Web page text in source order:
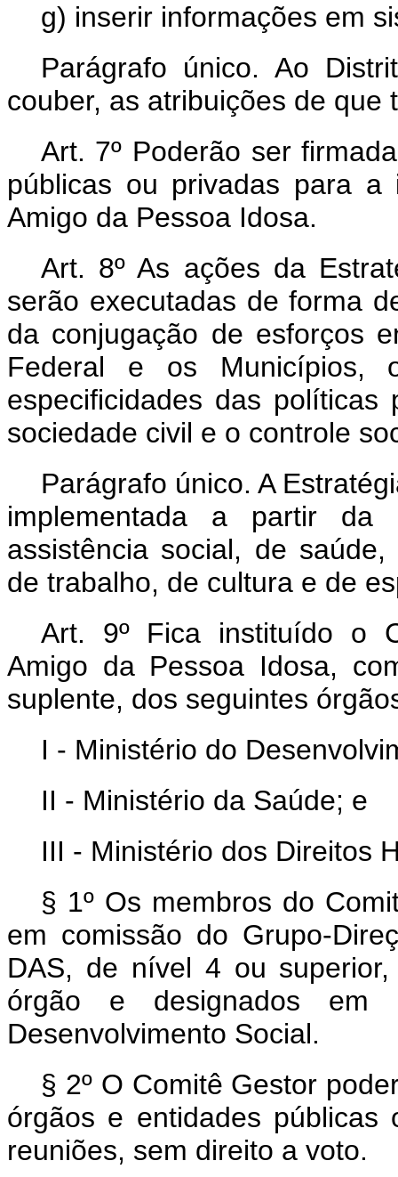
g) inserir informações em
Parágrafo único. Ao
couber, as atribuições de
Art. 7º Poderão ser
públicas ou privadas para a
Amigo da Pessoa Idosa.
Art. 8º As ações da
serão executadas de forma
da conjugação de esforços
Federal e os Municípios,
especificidades das
sociedade civil e o controle
Parágrafo único. A
implementada a partir da
assistência social, de
de trabalho, de cultura e de
Art. 9º Fica instituído o
Amigo da Pessoa Idosa,
suplente, dos seguintes
I - Ministério do
II - Ministério da Saúde; e
III - Ministério dos Direitos
§ 1º Os membros do
em comissão do Grupo-
DAS, de nível 4 ou
órgão e designados
Desenvolvimento Social.
§ 2º O Comitê Gestor
órgãos e entidades
reuniões, sem direito a voto.